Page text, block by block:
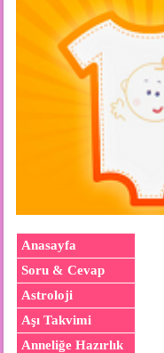
Anasayfa
Soru & Cevap
Astroloji
Aşı Takvimi
Anneliğe Hazırlık